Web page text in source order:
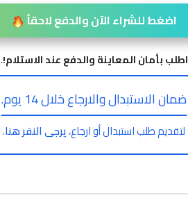
اضغط للشراء الآن والدفع لاحقاً
اطلب بأمان المعاينة والدفع عند الاستلام!.
ضمان الاستبدال والارجاع خلال 14 يوم.
لتقديم طلب استبدال أو ارجاع،يرجى النقر هنا.